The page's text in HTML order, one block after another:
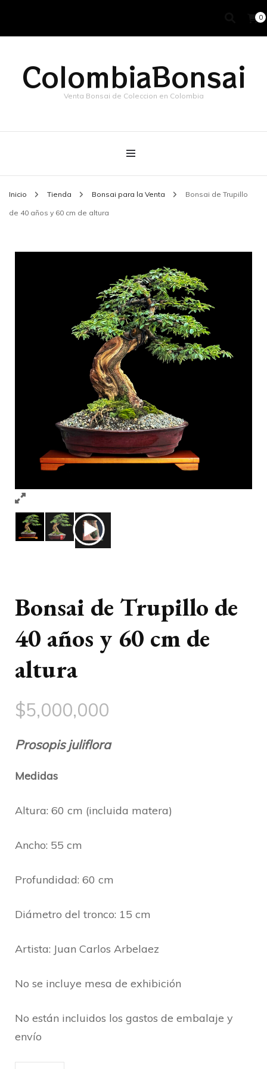
0
ColombiaBonsai
Venta Bonsai de Coleccion en Colombia
Inicio Tienda Bonsai para la Venta Bonsai de Trupillo
de 40 años y 60 cm de altura
Bonsai de Trupillo de
40 años y 60 cm de
altura
$5,000,000
Prosopis juliflora
Medidas
Altura: 60 cm (incluida matera)
Ancho: 55 cm
Profundidad: 60 cm
Diámetro del tronco: 15 cm
Artista: Juan Carlos Arbelaez
No se incluye mesa de exhibición
No están incluidos los gastos de embalaje y
envío